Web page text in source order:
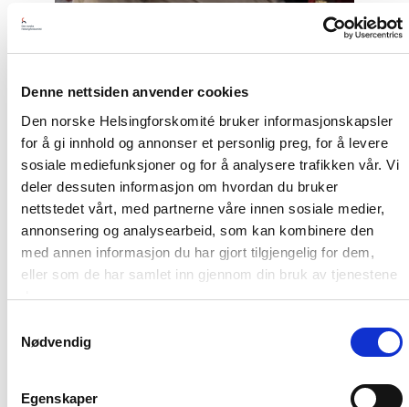
Denne nettsiden anvender cookies
Den norske Helsingforskomité bruker informasjonskapsler
for å gi innhold og annonser et personlig preg, for å levere
sosiale mediefunksjoner og for å analysere trafikken vår. Vi
deler dessuten informasjon om hvordan du bruker
nettstedet vårt, med partnerne våre innen sosiale medier,
annonsering og analysearbeid, som kan kombinere den
med annen informasjon du har gjort tilgjengelig for dem,
eller som de har samlet inn gjennom din bruk av tjenestene
deres.
Nødvendig
Egenskaper
Møt Helsingforskomiteen på
Arendalsuka 2026
Read
article
"Tydelig
i
Haag